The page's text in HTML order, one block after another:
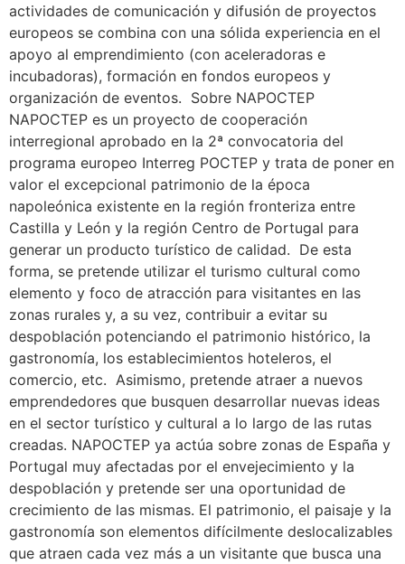
actividades de comunicación y difusión de proyectos
europeos se combina con una sólida experiencia en el
apoyo al emprendimiento (con aceleradoras e
incubadoras), formación en fondos europeos y
organización de eventos. Sobre NAPOCTEP
NAPOCTEP es un proyecto de cooperación
interregional aprobado en la 2ª convocatoria del
programa europeo Interreg POCTEP y trata de poner en
valor el excepcional patrimonio de la época
napoleónica existente en la región fronteriza entre
Castilla y León y la región Centro de Portugal para
generar un producto turístico de calidad. De esta
forma, se pretende utilizar el turismo cultural como
elemento y foco de atracción para visitantes en las
zonas rurales y, a su vez, contribuir a evitar su
despoblación potenciando el patrimonio histórico, la
gastronomía, los establecimientos hoteleros, el
comercio, etc. Asimismo, pretende atraer a nuevos
emprendedores que busquen desarrollar nuevas ideas
en el sector turístico y cultural a lo largo de las rutas
creadas. NAPOCTEP ya actúa sobre zonas de España y
Portugal muy afectadas por el envejecimiento y la
despoblación y pretende ser una oportunidad de
crecimiento de las mismas. El patrimonio, el paisaje y la
gastronomía son elementos difícilmente deslocalizables
que atraen cada vez más a un visitante que busca una